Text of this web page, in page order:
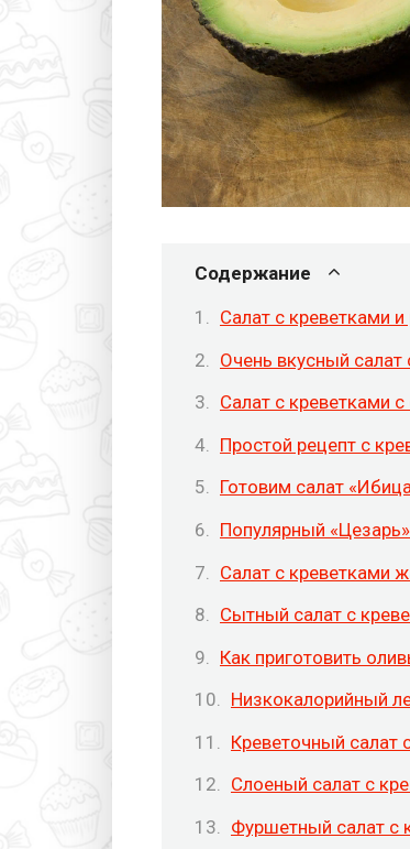
Содержание
Салат с креветками
Очень вкусный салат
Салат с креветками
Простой рецепт с
Готовим салат
Популярный
Салат с креветками
Сытный салат с
Как приготовить
Низкокалорийный
Креветочный салат
Слоеный салат с
Фуршетный салат с